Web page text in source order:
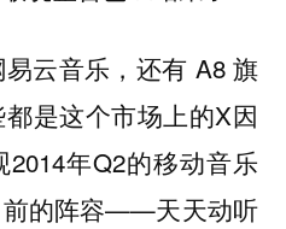
云音乐，还有 A8 旗
是这个市场上的X因
年Q2的移动音乐
前的阵容——天天动听